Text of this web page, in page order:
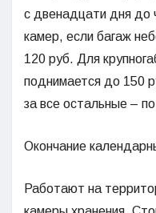
с двенадцати дня до
камер, если багаж
120 руб. Для
поднимается до 150
за все остальные –
Окончание
Работают на